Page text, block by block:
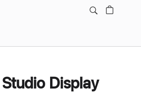
Display